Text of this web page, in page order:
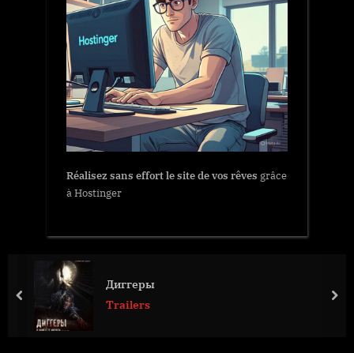
Réalisez sans effort le site de vos rêves grâce
à Hostinger
Диггеры
Trailers
prev